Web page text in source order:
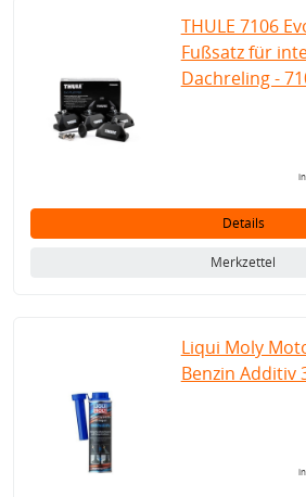
THULE 7106
Fußsatz für
Dachreling -
Details
Merkzettel
Liqui Moly
Benzin Additiv